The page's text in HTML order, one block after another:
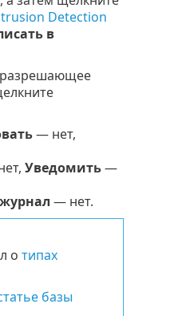
Detection
в
— нет,
Уведомить—
— нет.
о типах
базы